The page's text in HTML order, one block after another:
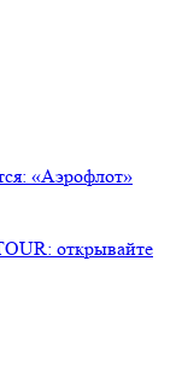
«Аэрофлот»
открывайте